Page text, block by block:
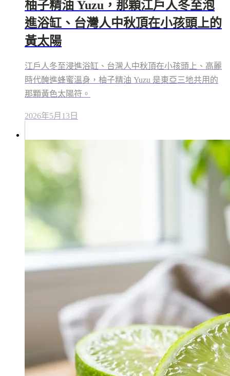
柚子精油 Yuzu，那顆江戶人冬至泡
進浴缸、台灣人中秋頂在小孩頭上的
黃太陽
江戶人冬至浸進浴缸、台灣人中秋頂在小孩頭上、高麗
時代醃進蜂蜜溫身，柚子精油 Yuzu 是東亞三地共用的
那顆黃色太陽符。
2026年5月13日